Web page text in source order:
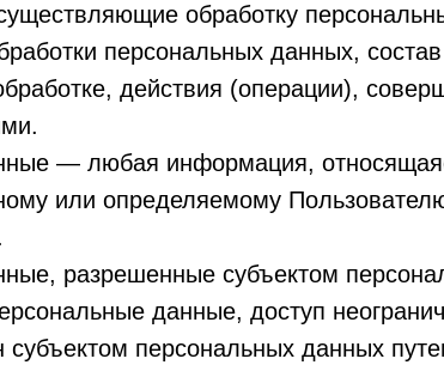
обработку
персональных данных,
действия (операции),
— любая информация,
или определяемому
разрешенные субъектом
данные, доступ
персональных данных